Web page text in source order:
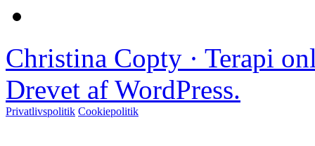
Christina Copty · Terapi
Drevet af WordPress.
Privatlivspolitik Cookiepolitik